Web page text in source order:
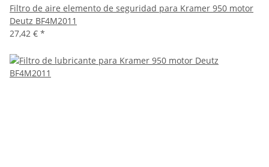
Filtro de aire elemento de seguridad para Kramer 950 motor
Deutz BF4M2011
27,42 € *